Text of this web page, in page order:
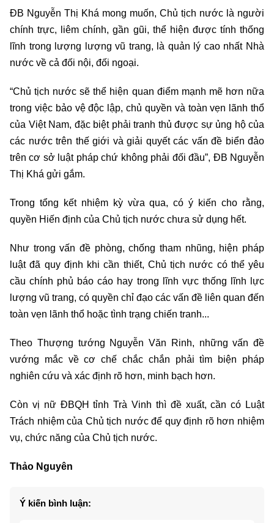
ĐB Nguyễn Thị Khá mong muốn, Chủ tịch nước là người
chính trực, liêm chính, gần gũi, thể hiện được tính thống
lĩnh trong lượng lượng vũ trang, là quản lý cao nhất Nhà
nước về cả đối nội, đối ngoại.
“Chủ tịch nước sẽ thể hiện quan điểm mạnh mẽ hơn nữa
trong việc bảo vệ độc lập, chủ quyền và toàn vẹn lãnh thổ
của Việt Nam, đặc biệt phải tranh thủ được sự ủng hộ của
các nước trên thế giới và giải quyết các vấn đề biển đảo
trên cơ sở luật pháp chứ không phải đối đầu”, ĐB Nguyễn
Thị Khá gửi gắm.
Trong tổng kết nhiệm kỳ vừa qua, có ý kiến cho rằng,
quyền Hiến định của Chủ tịch nước chưa sử dụng hết.
Như trong vấn đề phòng, chống tham nhũng, hiện pháp
luật đã quy định khi cần thiết, Chủ tịch nước có thể yêu
cầu chính phủ báo cáo hay trong lĩnh vực thống lĩnh lực
lượng vũ trang, có quyền chỉ đạo các vấn đề liên quan đến
toàn vẹn lãnh thổ hoặc tình trạng chiến tranh...
Theo Thượng tướng Nguyễn Văn Rinh, những vấn đề
vướng mắc về cơ chế chắc chắn phải tìm biện pháp
nghiên cứu và xác định rõ hơn, minh bạch hơn.
Còn vị nữ ĐBQH tỉnh Trà Vinh thì đề xuất, cần có Luật
Trách nhiệm của Chủ tịch nước để quy định rõ hơn nhiệm
vụ, chức năng của Chủ tịch nước.
Thảo Nguyên
Ý kiến bình luận: